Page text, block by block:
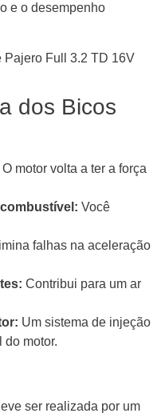
e o desempenho
Pajero Full 3.2 TD 16V
dos Bicos
O motor volta a ter a força
Você
falhas na aceleração
Contribui para um ar
Um sistema de injeção
do motor.
ser realizada por um